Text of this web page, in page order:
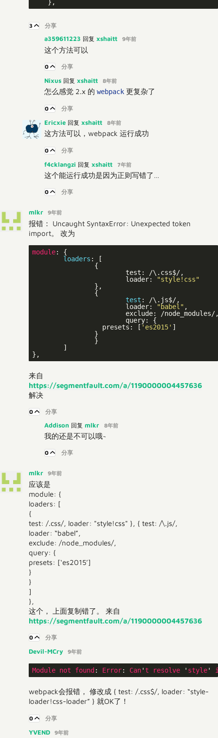
3 分享
a359611223 回复 xshaitt 9年前
这个方法可以
0 分享
Nixus 回复 xshaitt 8年前
怎么感觉 2.x 的 webpack 更复杂了
0 分享
Ericxie 回复 xshaitt 8年前
这方法可以，webpack 运行成功
0 分享
f4cklangzi 回复 xshaitt 7年前
这个能运行成功是因为正则写错了…
0 分享
mlkr 9年前
报错： Uncaught SyntaxError: Unexpected token
import。 改为
module: {
loaders : [
			loader:
"style!css"
test : /\.js$/,
			loader:
"babel" ,
	          presets: [
'es2015' ]
来自
https://segmentfault.com/a/1190000004457636
解决
0 分享
Addison 回复 mlkr 8年前
我的还是不可以哦~
0 分享
mlkr 9年前
应该是
module: {
loaders: [
{
test: /.css/, loader: "style!css" }, { test: /\.js/,
loader: “babel”,
exclude: /node_modules/,
query: {
presets: [‘es2015’]
}
}
]
},
这个， 上面复制错了。 来自
https://segmentfault.com/a/1190000004457636
0 分享
Devil-MCry 9年前
Module not found : Error: Can't resolve ' style'
webpack会报错， 修改成 { test: /.css$/, loader: “style-
loader!css-loader” } 就OK了！
0 分享
YVEND 9年前